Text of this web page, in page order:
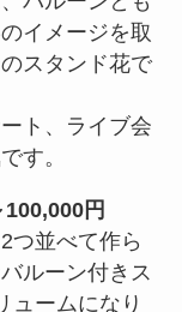
イメージを取
スタンド花で
ト、ライブ会
す。
円
つ並べて作ら
ルーン付きス
ュームになり